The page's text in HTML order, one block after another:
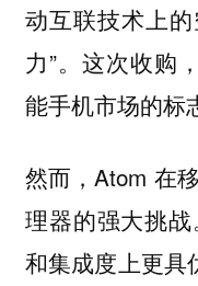
动互联技术上
力”。这次收购
能手机市场的标
然而，Atom 在
理器的强大挑
和集成度上更具